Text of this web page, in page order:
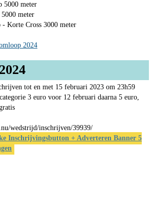
5000 meter
meter
Korte Cross 3000 meter
2024
tot en met 15 februari 2023 om 23h59
3 euro voor 12 februari daarna 5 euro,
wedstrijd/inschrijven/39939/
Inschrijvingsbutton + Adverteren Banner 5